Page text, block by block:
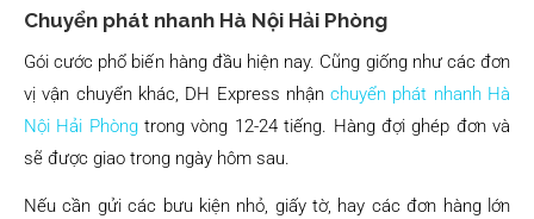
Chuyển phát nhanh Hà Nội Hải Phòng
Gói cước phổ biến hàng đầu hiện nay. Cũng giống như các đơn
vị vận chuyển khác, DH Express nhậnchuyển phát nhanh Hà
Nội Hải Phòngtrong vòng 12-24 tiếng. Hàng đợi ghép đơn và
sẽ được giao trong ngày hôm sau.
Nếu cần gửi các bưu kiện nhỏ, giấy tờ, hay các đơn hàng lớn